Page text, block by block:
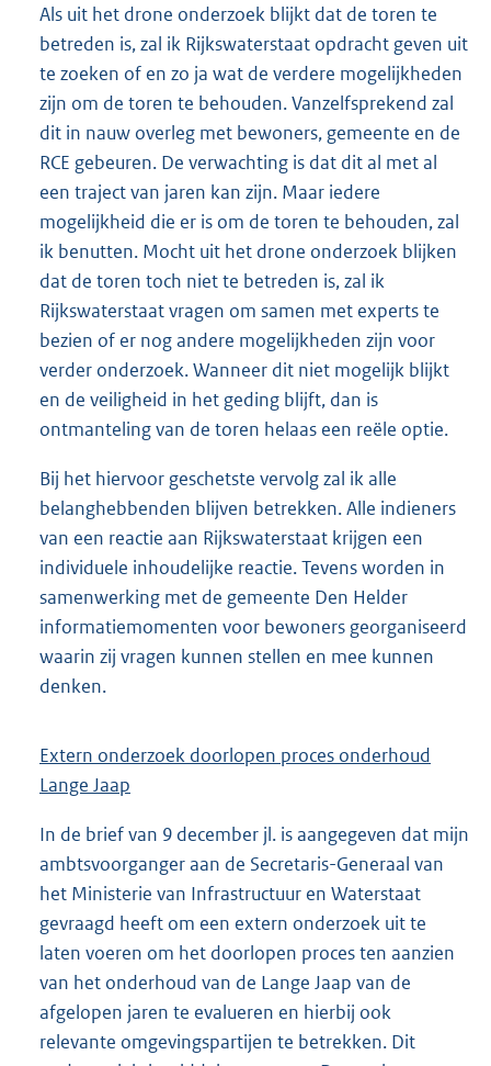
Als uit het drone onderzoek blijkt dat de toren te
betreden is, zal ik Rijkswaterstaat opdracht geven uit
te zoeken of en zo ja wat de verdere mogelijkheden
zijn om de toren te behouden. Vanzelfsprekend zal
dit in nauw overleg met bewoners, gemeente en de
RCE gebeuren. De verwachting is dat dit al met al
een traject van jaren kan zijn. Maar iedere
mogelijkheid die er is om de toren te behouden, zal
ik benutten. Mocht uit het drone onderzoek blijken
dat de toren toch niet te betreden is, zal ik
Rijkswaterstaat vragen om samen met experts te
bezien of er nog andere mogelijkheden zijn voor
verder onderzoek. Wanneer dit niet mogelijk blijkt
en de veiligheid in het geding blijft, dan is
ontmanteling van de toren helaas een reële optie.
Bij het hiervoor geschetste vervolg zal ik alle
belanghebbenden blijven betrekken. Alle indieners
van een reactie aan Rijkswaterstaat krijgen een
individuele inhoudelijke reactie. Tevens worden in
samenwerking met de gemeente Den Helder
informatiemomenten voor bewoners georganiseerd
waarin zij vragen kunnen stellen en mee kunnen
denken.
Extern onderzoek doorlopen proces onderhoud
Lange Jaap
In de brief van 9 december jl. is aangegeven dat mijn
ambtsvoorganger aan de Secretaris-Generaal van
het Ministerie van Infrastructuur en Waterstaat
gevraagd heeft om een extern onderzoek uit te
laten voeren om het doorlopen proces ten aanzien
van het onderhoud van de Lange Jaap van de
afgelopen jaren te evalueren en hierbij ook
relevante omgevingspartijen te betrekken. Dit